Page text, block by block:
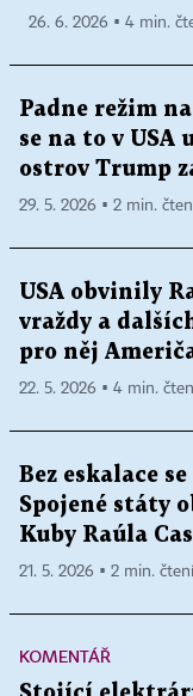
26. 6. 2026 ▪ 4 min.
Padne režim
se na to v
ostrov Trump
29. 5. 2026 ▪ 2 min.
USA obvinily
vraždy a
pro něj
22. 5. 2026 ▪ 4 min.
Bez eskalace
Spojené státy
Kuby Raúla
21. 5. 2026 ▪ 2 min. čtení
KOMENTÁŘ